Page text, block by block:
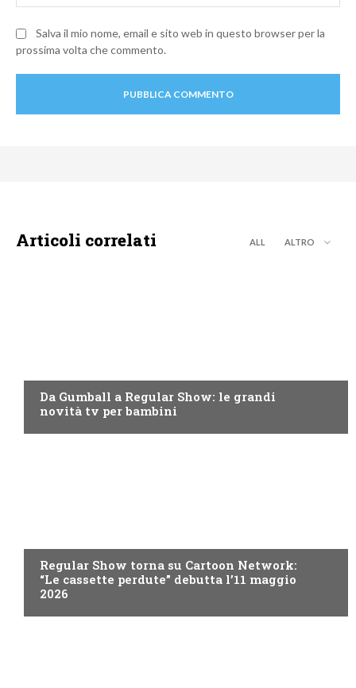
Salva il mio nome, email e sito web in questo browser per la
prossima volta che commento.
Articoli correlati ALL ALTRO
Da Gumball a Regular Show: le grandi
novità tv per bambini
Regular Show torna su Cartoon Network:
“Le cassette perdute” debutta l’11 maggio
2026